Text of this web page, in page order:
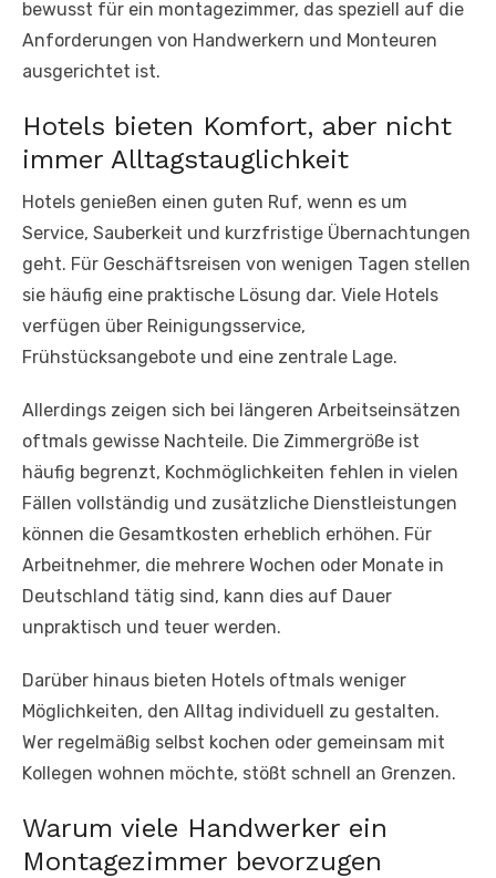
bewusst für ein montagezimmer, das speziell auf die
Anforderungen von Handwerkern und Monteuren
ausgerichtet ist.
Hotels bieten Komfort, aber nicht
immer Alltagstauglichkeit
Hotels genießen einen guten Ruf, wenn es um
Service, Sauberkeit und kurzfristige Übernachtungen
geht. Für Geschäftsreisen von wenigen Tagen stellen
sie häufig eine praktische Lösung dar. Viele Hotels
verfügen über Reinigungsservice,
Frühstücksangebote und eine zentrale Lage.
Allerdings zeigen sich bei längeren Arbeitseinsätzen
oftmals gewisse Nachteile. Die Zimmergröße ist
häufig begrenzt, Kochmöglichkeiten fehlen in vielen
Fällen vollständig und zusätzliche Dienstleistungen
können die Gesamtkosten erheblich erhöhen. Für
Arbeitnehmer, die mehrere Wochen oder Monate in
Deutschland tätig sind, kann dies auf Dauer
unpraktisch und teuer werden.
Darüber hinaus bieten Hotels oftmals weniger
Möglichkeiten, den Alltag individuell zu gestalten.
Wer regelmäßig selbst kochen oder gemeinsam mit
Kollegen wohnen möchte, stößt schnell an Grenzen.
Warum viele Handwerker ein
Montagezimmer bevorzugen